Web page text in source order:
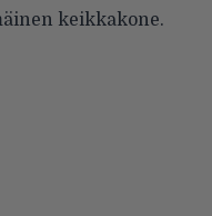
keikkakone.